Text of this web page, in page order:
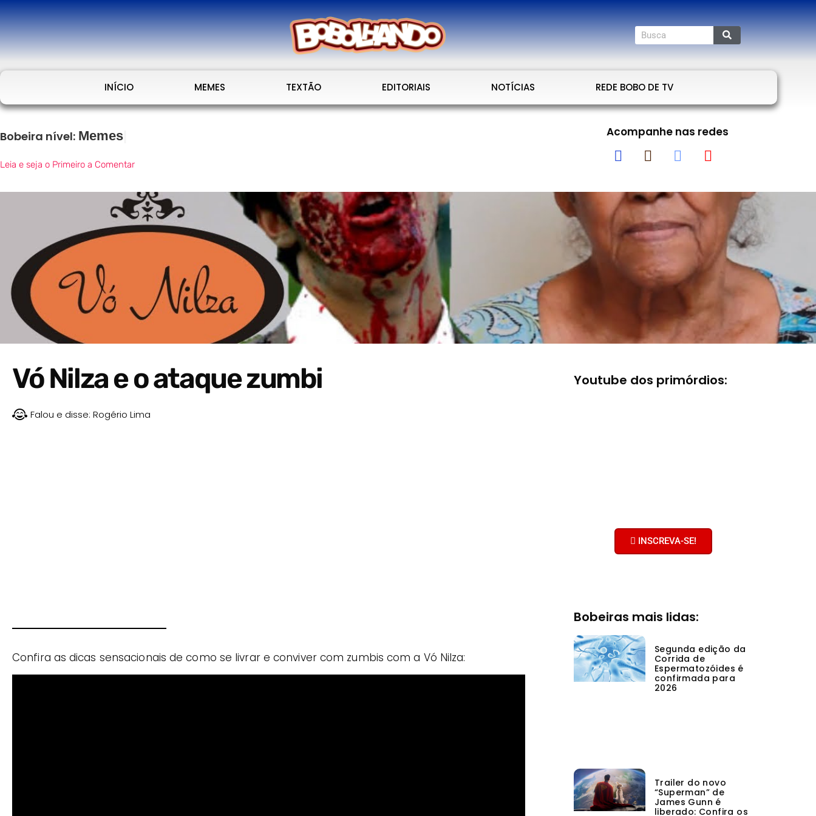
INÍCIO MEMES TEXTÃO EDITORIAIS NOTÍCIAS REDE BOBO DE TV
Bobeira nível: Memes
Leia e seja o Primeiro a Comentar
Acompanhe nas redes
Vó Nilza e o ataque zumbi
Falou e disse: Rogério Lima
Confira as dicas sensacionais de como se livrar e conviver com zumbis com a Vó Nilza:
Youtube dos primórdios:
INSCREVA-SE!
Bobeiras mais lidas:
Segunda edição da
Corrida de
Espermatozóides é
confirmada para
2026
Trailer do novo
“Superman” de
James Gunn é
liberado: Confira os